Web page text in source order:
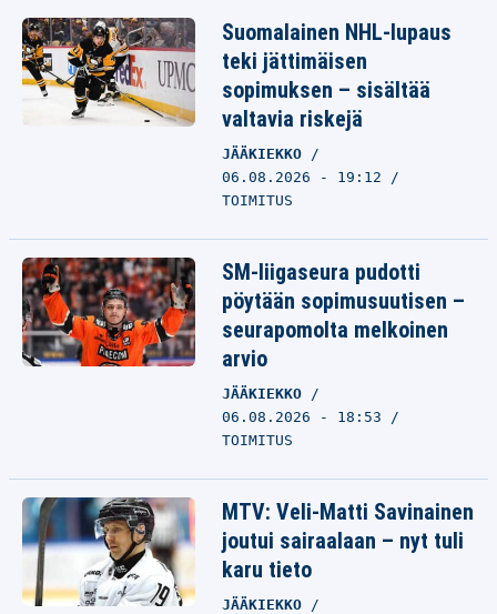
Suomalainen NHL-lupaus
teki jättimäisen
sopimuksen – sisältää
valtavia riskejä
JÄÄKIEKKO
06.08.2026 - 19:12
TOIMITUS
SM-liigaseura pudotti
pöytään sopimusuutisen –
seurapomolta melkoinen
arvio
JÄÄKIEKKO
06.08.2026 - 18:53
TOIMITUS
MTV: Veli-Matti Savinainen
joutui sairaalaan – nyt tuli
karu tieto
JÄÄKIEKKO